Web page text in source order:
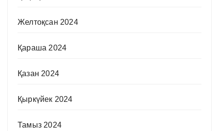
Желтоқсан 2024
Қараша 2024
Қазан 2024
Қыркүйек 2024
Тамыз 2024